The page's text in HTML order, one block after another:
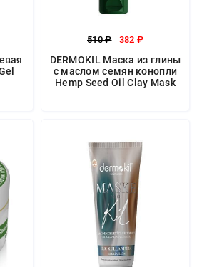
510 ₽ 382 ₽
DERMOKIL Маска из глины
с маслом семян конопли
Hemp Seed Oil Clay Mask